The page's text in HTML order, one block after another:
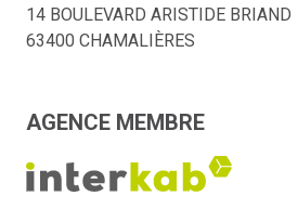
14 BOULEVARD ARISTIDE BRIAND
63400 CHAMALIÈRES
AGENCE MEMBRE